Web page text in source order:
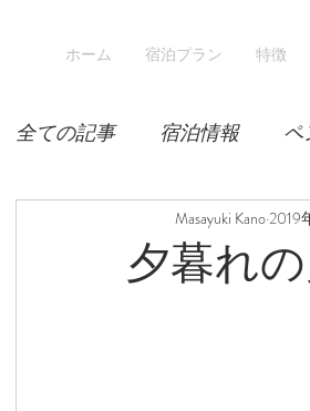
ホーム 宿泊プラン 特徴
全ての記事 宿泊情報 ペ
宿泊
夕暮れ
Masayuki Kano 2019